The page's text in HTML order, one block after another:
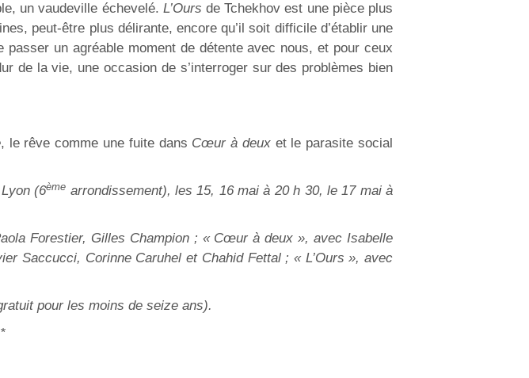
un vaudeville échevelé. L’Ours de Tchekhov est une pièce plus
peut-être plus délirante, encore qu’il soit difficile d’établir une
un agréable moment de détente avec nous, et pour ceux
de la vie, une occasion de s’interroger sur des problèmes bien
, le rêve comme une fuite dans Cœur à deuxet le parasite social
(6ème arrondissement), les 15, 16 mai à 20 h 30, le 17 mai à
Forestier, Gilles Champion ; « Cœur à deux », avec Isabelle
Saccucci, Corinne Caruhel et Chahid Fettal ; « L’Ours », avec
pour les moins de seize ans).